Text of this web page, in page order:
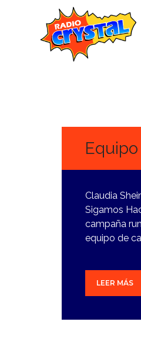
Claudia
Sigamos
campaña
equipo de
LEER MÁS